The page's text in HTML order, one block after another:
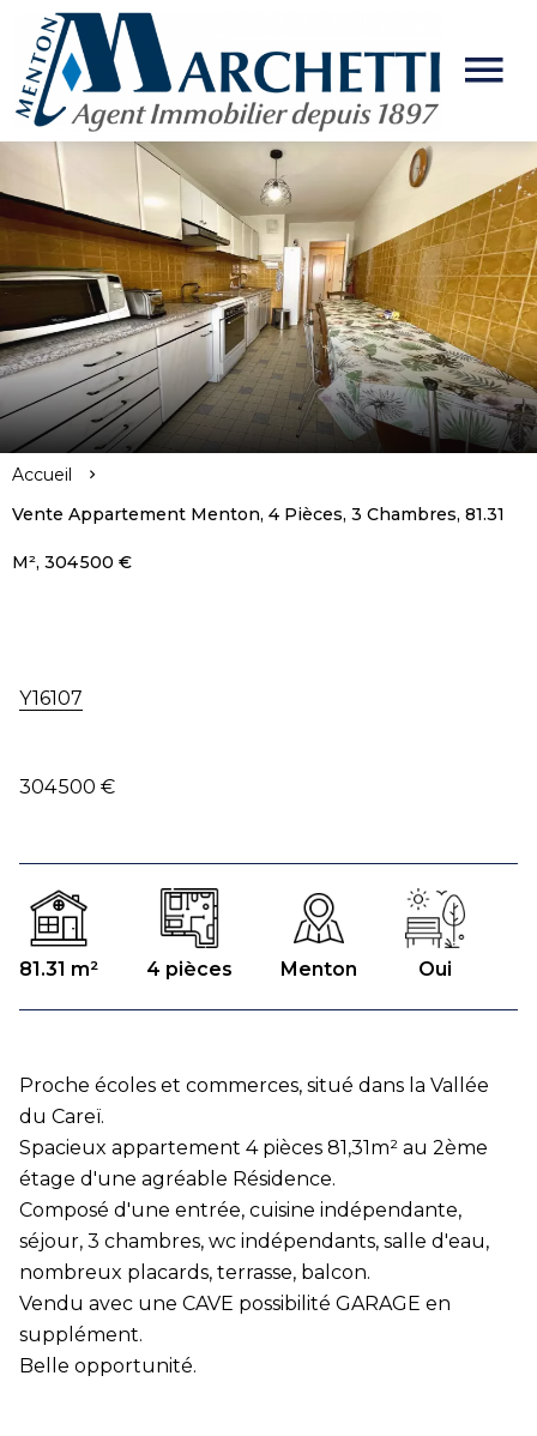
Accueil
Vente Appartement Menton, 4 Pièces, 3 Chambres, 81.31
M², 304 500 €
Y16107
304 500 €
81.31 m² 4 pièces Menton Oui
Proche écoles et commerces, situé dans la Vallée
du Careï.
Spacieux appartement 4 pièces 81,31m² au 2ème
étage d'une agréable Résidence.
Composé d'une entrée, cuisine indépendante,
séjour, 3 chambres, wc indépendants, salle d'eau,
nombreux placards, terrasse, balcon.
Vendu avec une CAVE possibilité GARAGE en
supplément.
Belle opportunité.